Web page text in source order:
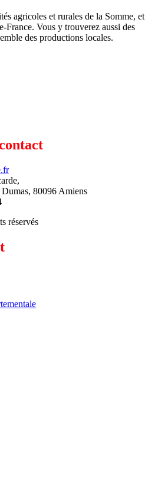
agricoles et rurales de la Somme, et
France. Vous y trouverez aussi des
des productions locales.
80096 Amiens
réservés